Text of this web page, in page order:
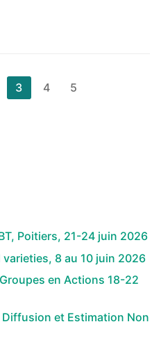
3 4
5
Poitiers, 21-24 juin 2026
8 au 10 juin 2026
en Actions 18-22
et Estimation Non